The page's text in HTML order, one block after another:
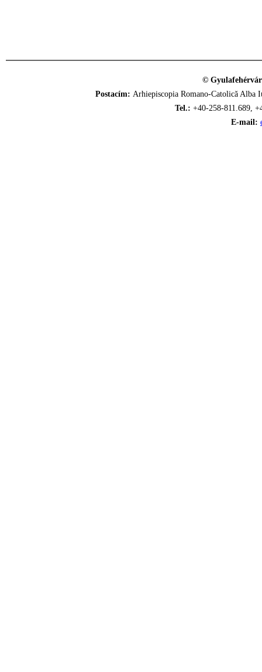
©
Postacím: Arhiepiscopia Romano-Catolică
Tel.: +40-258-811.689,
E-mail: